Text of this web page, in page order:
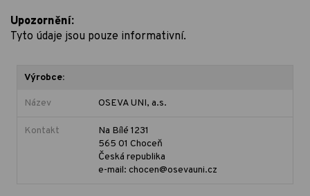
Upozornění:
Tyto údaje jsou pouze informativní.
Výrobce:
Název OSEVA UNI, a.s.
Kontakt
Na Bílé 1231
565 01 Choceň
Česká republika
e-mail: chocen@osevauni.cz